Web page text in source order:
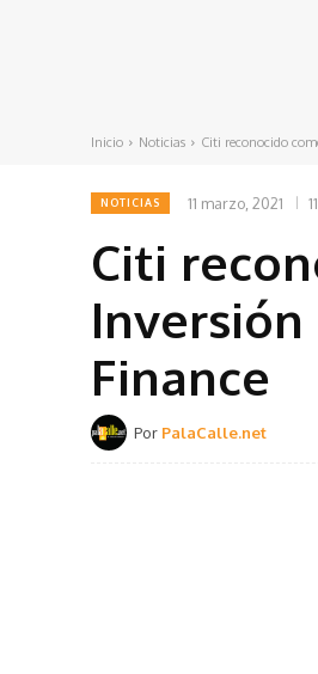
Inicio Noticias Citi reconocido
NOTICIAS 11 marzo, 2021
Citi
Finance
Por PalaCalle.net